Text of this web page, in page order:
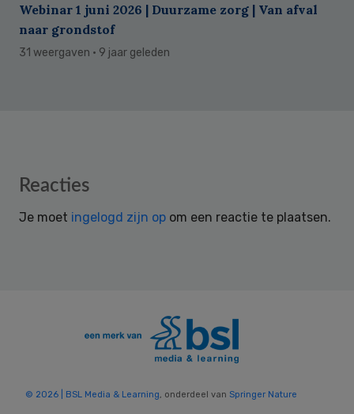
Webinar 1 juni 2026 | Duurzame zorg | Van afval
naar grondstof
31 weergaven · 9 jaar geleden
Reader
Reacties
Je moet ingelogd zijn op om een reactie te plaatsen.
© 2026 | BSL Media & Learning, onderdeel van Springer Nature